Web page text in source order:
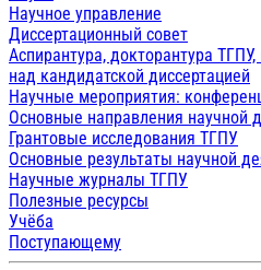
Научное управление
Диссертационный совет
Аспирантура, докторантура
над кандидатской диссертацией
Научные мероприятия:
Основные направления научной
Грантовые исследования ТГПУ
Основные результаты научной
Научные журналы ТГПУ
Полезные ресурсы
Учёба
Поступающему